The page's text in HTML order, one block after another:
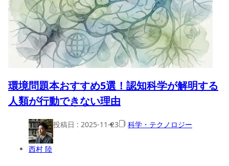
環境問題本おすすめ5選！認知科学が解明する
人類が行動できない理由
西村 陸
投稿日 : 2025-11-23 科学・テクノロジー